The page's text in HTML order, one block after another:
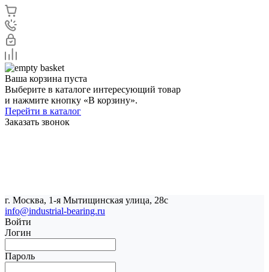
Ваша корзина пуста
Выберите в каталоге интересующий товар
и нажмите кнопку «В корзину».
Перейти в каталог
Заказать звонок
г. Москва, 1-я Мытищинская улица, 28с
info@industrial-bearing.ru
Войти
Логин
Пароль